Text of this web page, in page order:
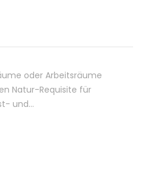
oder Arbeitsräume
Natur-Requisite für
und…